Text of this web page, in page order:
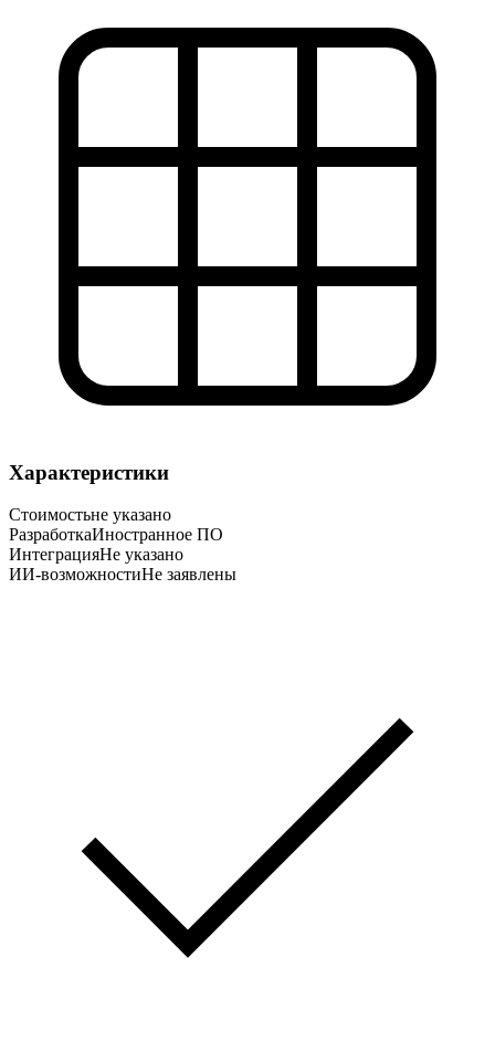
Характеристики
Стоимостьне указано
РазработкаИностранное ПО
ИнтеграцияНе указано
ИИ-возможностиНе заявлены